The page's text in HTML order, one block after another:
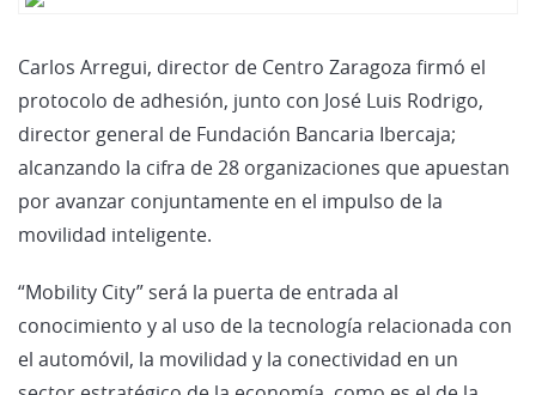
Carlos Arregui, director de Centro Zaragoza firmó el
protocolo de adhesión, junto con José Luis Rodrigo,
director general de Fundación Bancaria Ibercaja;
alcanzando la cifra de 28 organizaciones que apuestan
por avanzar conjuntamente en el impulso de la
movilidad inteligente.
“Mobility City” será la puerta de entrada al
conocimiento y al uso de la tecnología relacionada con
el automóvil, la movilidad y la conectividad en un